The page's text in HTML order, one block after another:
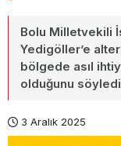
Bolu Milletvekili
Yedigöller’e
bölgede asıl
olduğunu
3 Aralık 2025